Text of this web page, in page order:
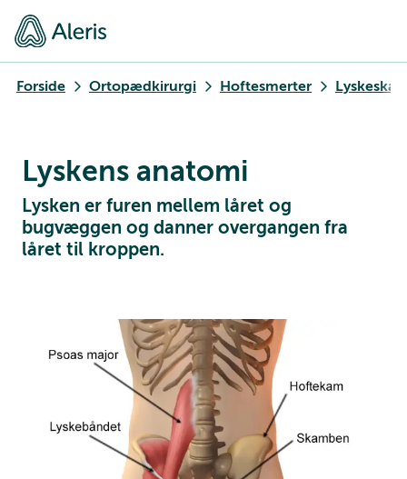
Forside Ortopædkirurgi Hoftesmerter
Lyskens anatomi
Lysken er furen mellem låret og
bugvæggen og danner overgangen fra
låret til kroppen.